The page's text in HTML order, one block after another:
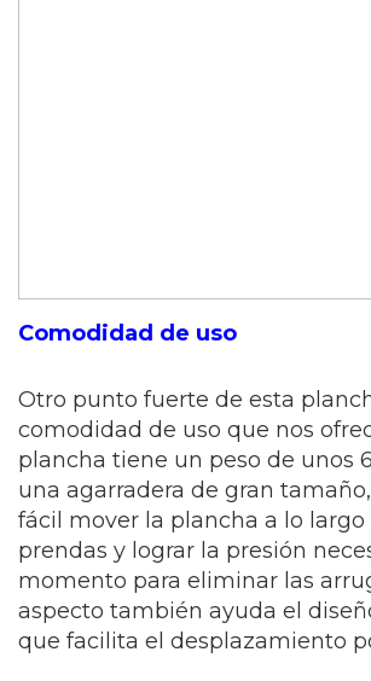
Comodidad de uso
Otro punto fuerte de esta
comodidad de uso que nos
plancha tiene un peso de unos
una agarradera de gran
fácil mover la plancha a lo largo
prendas y lograr la presión
momento para eliminar las
aspecto también ayuda el
que facilita el desplazamiento